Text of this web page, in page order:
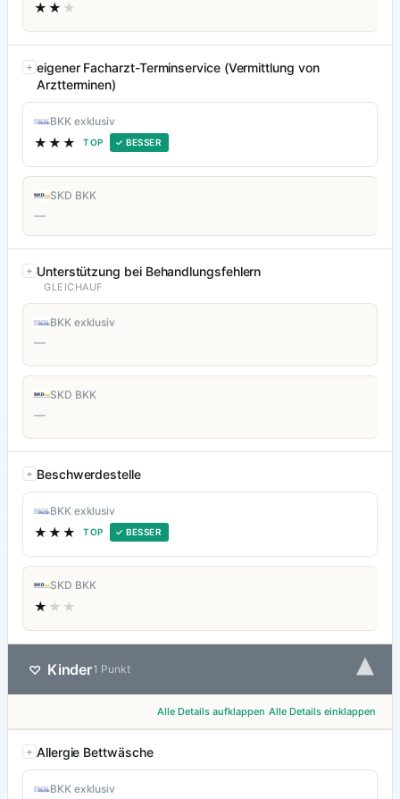
★★ ★
eigener Facharzt-Terminservice (Vermittlung von
Arztterminen)
BKK exklusiv
★★★ TOP ✓ BESSER
SKD BKK
—
Unterstützung bei Behandlungsfehlern
GLEICHAUF
BKK exklusiv
—
SKD BKK
—
Beschwerdestelle
BKK exklusiv
★★★ TOP ✓ BESSER
SKD BKK
★ ★★
♡ Kinder1 Punkt ▾
Alle Details aufklappen Alle Details einklappen
Allergie Bettwäsche
BKK exklusiv